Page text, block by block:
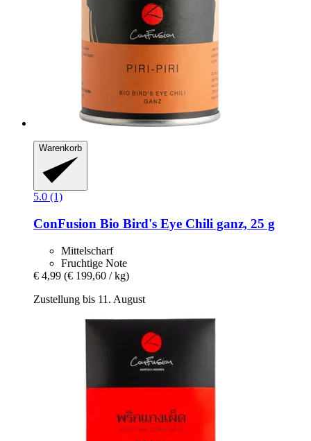
Warenkorb
5.0 (1)
ConFusion Bio Bird's Eye Chili ganz, 25 g
Mittelscharf
Fruchtige Note
€ 4,99 (€ 199,60 / kg)
Zustellung bis 11. August